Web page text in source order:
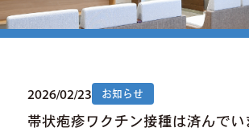
2026/02/23 お知らせ
帯状疱疹ワクチン接種は済んでい